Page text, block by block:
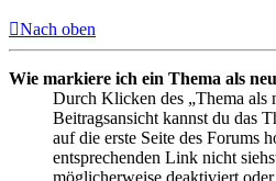
Nach oben
Wie markiere ich ein Thema als
Durch Klicken des „Thema als
Beitragsansicht kannst du das
auf die erste Seite des Forums
entsprechenden Link nicht